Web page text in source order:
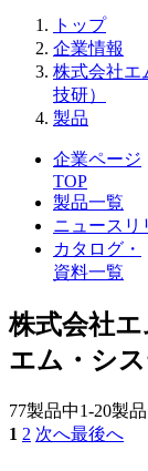
トップ
企業情報
株式会社エ
技研）
製品
企業ページ
TOP
製品一覧
ニュースリ
カタログ・
資料一覧
株式会社
エム・シ
77製品中1-20製品
1 2 次へ最後へ